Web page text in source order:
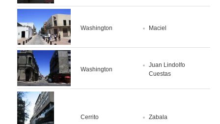
Washington Maciel
Washington
Juan Lindolfo
Cuestas
Cerrito Zabala